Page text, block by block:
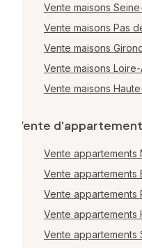
Vente maisons
Vente maisons Pas
Vente maisons
Vente maisons
Vente maisons
Vente
Vente appartements
Vente appartements
Vente appartements
Vente appartements
Vente appartements